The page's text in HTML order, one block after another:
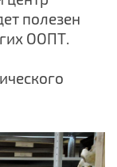
полезен
ООПТ.